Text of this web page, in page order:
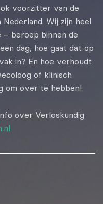
voorzitter van de
Wij zijn heel
beroep binnen de
dag, hoe gaat dat op
in? En hoe verhoudt
of klinisch
om over te hebben!
over Verloskundig